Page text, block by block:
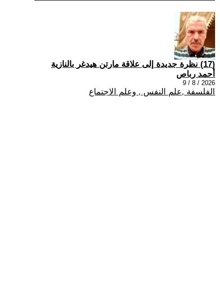
(17) نظرة جديدة إلى علاقة مارتن هيدغر بالنازية
أحمد رباص
2026 / 8 / 9
الفلسفة ,علم النفس , وعلم الاجتماع